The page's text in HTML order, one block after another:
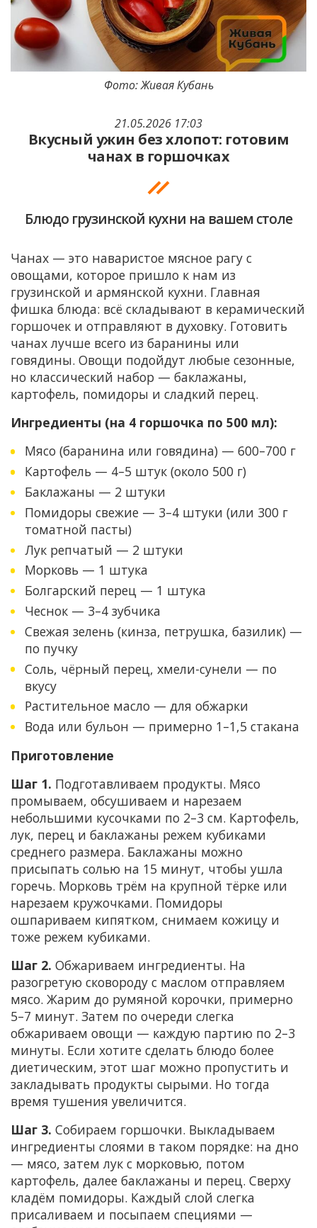
21.05.2026 17:03
Вкусный ужин без хлопот: готовим
чанах в горшочках
Блюдо грузинской кухни на вашем столе
Фото: Живая Кубань
Чанах — это наваристое мясное рагу с
овощами, которое пришло к нам из
грузинской и армянской кухни. Главная
фишка блюда: всё складывают в керамический
горшочек и отправляют в духовку. Готовить
чанах лучше всего из баранины или
говядины. Овощи подойдут любые сезонные,
но классический набор — баклажаны,
картофель, помидоры и сладкий перец.
Ингредиенты (на 4 горшочка по 500 мл):
Мясо (баранина или говядина) — 600–700 г
Картофель — 4–5 штук (около 500 г)
Баклажаны — 2 штуки
Помидоры свежие — 3–4 штуки (или 300 г
томатной пасты)
Лук репчатый — 2 штуки
Морковь — 1 штука
Болгарский перец — 1 штука
Чеснок — 3–4 зубчика
Свежая зелень (кинза, петрушка, базилик) —
по пучку
Соль, чёрный перец, хмели-сунели — по
вкусу
Растительное масло — для обжарки
Вода или бульон — примерно 1–1,5 стакана
Приготовление
Шаг 1. Подготавливаем продукты. Мясо
промываем, обсушиваем и нарезаем
небольшими кусочками по 2–3 см. Картофель,
лук, перец и баклажаны режем кубиками
среднего размера. Баклажаны можно
присыпать солью на 15 минут, чтобы ушла
горечь. Морковь трём на крупной тёрке или
нарезаем кружочками. Помидоры
ошпариваем кипятком, снимаем кожицу и
тоже режем кубиками.
Шаг 2. Обжариваем ингредиенты. На
разогретую сковороду с маслом отправляем
мясо. Жарим до румяной корочки, примерно
5–7 минут. Затем по очереди слегка
обжариваем овощи — каждую партию по 2–3
минуты. Если хотите сделать блюдо более
диетическим, этот шаг можно пропустить и
закладывать продукты сырыми. Но тогда
время тушения увеличится.
Шаг 3. Собираем горшочки. Выкладываем
ингредиенты слоями в таком порядке: на дно
— мясо, затем лук с морковью, потом
картофель, далее баклажаны и перец. Сверху
кладём помидоры. Каждый слой слегка
присаливаем и посыпаем специями —